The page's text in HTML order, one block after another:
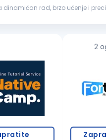
rad, brzo učenje i precizno
2